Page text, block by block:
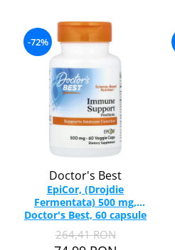
-72%
Doctor's Best
EpiCor, (Drojdie
Fermentata) 500 mg,
Doctor's Best, 60 capsule
264,41 RON